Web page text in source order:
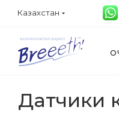
Казахстан
Датчики